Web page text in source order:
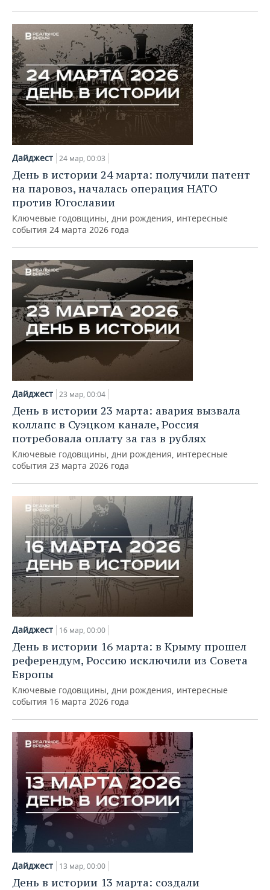
Дайджест 24 мар, 00:03
День в истории 24 марта: получили патент
на паровоз, началась операция НАТО
против Югославии
Ключевые годовщины, дни рождения, интересные
события 24 марта 2026 года
Дайджест 23 мар, 00:04
День в истории 23 марта: авария вызвала
коллапс в Суэцком канале, Россия
потребовала оплату за газ в рублях
Ключевые годовщины, дни рождения, интересные
события 23 марта 2026 года
Дайджест 16 мар, 00:00
День в истории 16 марта: в Крыму прошел
референдум, Россию исключили из Совета
Европы
Ключевые годовщины, дни рождения, интересные
события 16 марта 2026 года
Дайджест 13 мар, 00:00
День в истории 13 марта: создали